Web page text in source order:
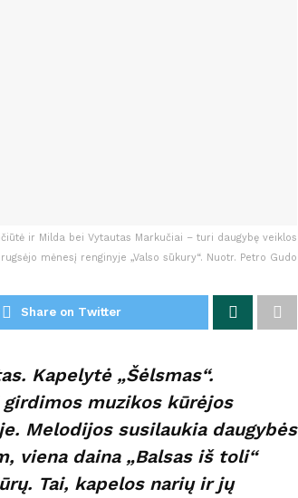
ir Milda bei Vytautas Markučiai – turi daugybę veiklos
mėnesį renginyje „Valso sūkury“. Nuotr. Petro Gudo
Share on Twitter
Kapelytė „Šėlsmas“.
muzikos kūrėjos
Melodijos susilaukia daugybės
viena daina „Balsas iš toli“
Tai, kapelos narių ir jų